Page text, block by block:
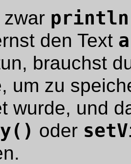
zwar
den Text
brauchst
um zu
wurde, und
oder